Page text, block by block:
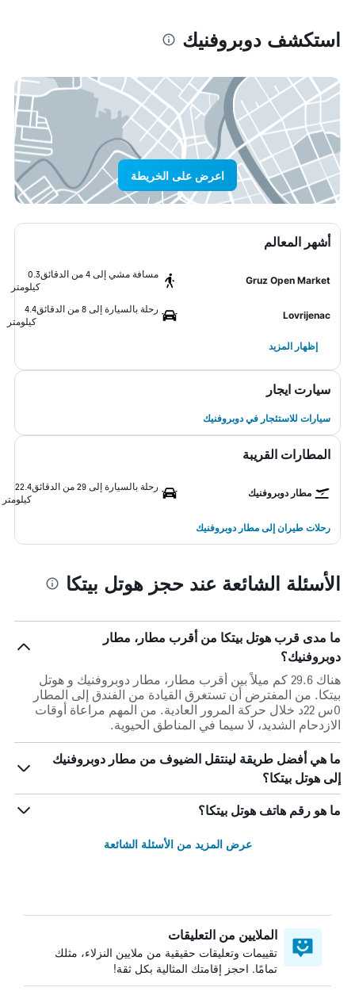
استكشف دوبروفنيك
اعرض على الخريطة
أشهر المعالم
Gruz Open Market
مسافة مشي إلى 4 من الدقائق
0.3
كيلومتر
Lovrijenac
رحلة بالسيارة إلى 8 من الدقائق
4.4
كيلومتر
إظهار المزيد
سيارت ايجار
سيارات للاستئجار في دوبروفنيك
المطارات القريبة
مطار دوبروفنيك
رحلة بالسيارة إلى 29 من الدقائق
22.4
كيلومتر
رحلات طيران إلى مطار دوبروفنيك
الأسئلة الشائعة عند حجز هوتل بيتكا
ما مدى قرب هوتل بيتكا من أقرب مطار، مطار
دوبروفنيك؟
هناك 29.6 كم ميلاً بين أقرب مطار، مطار دوبروفنيك و هوتل
بيتكا. من المفترض أن تستغرق القيادة من الفندق إلى المطار
0س 22د خلال حركة المرور العادية. من المهم مراعاة أوقات
الازدحام الشديد، لا سيما في المناطق الحيوية.
ما هي أفضل طريقة لينتقل الضيوف من مطار دوبروفنيك
إلى هوتل بيتكا؟
ما هو رقم هاتف هوتل بيتكا؟
عرض المزيد من الأسئلة الشائعة
الملايين من التعليقات
تقييمات وتعليقات حقيقية من ملايين النزلاء، مثلك
تمامًا. احجز إقامتك المثالية بكل ثقة!